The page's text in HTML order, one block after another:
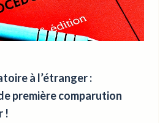
à l’étranger :
première comparution
!